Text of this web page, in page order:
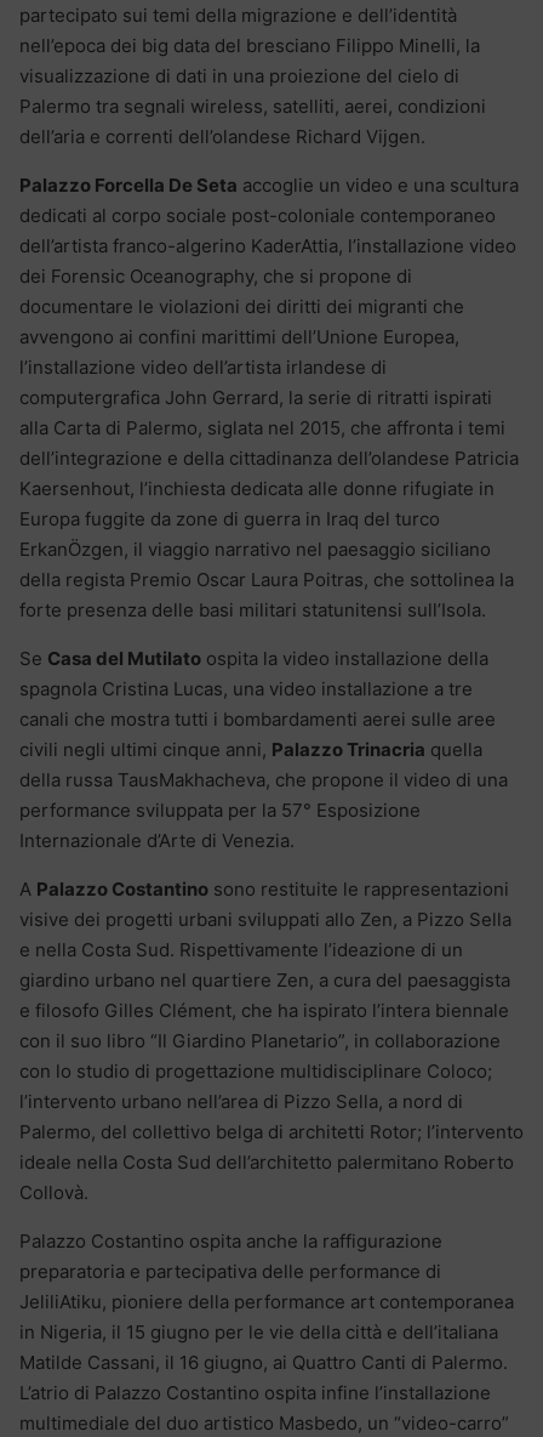
partecipato sui temi della migrazione e dell’identità
nell’epoca dei big data del bresciano Filippo Minelli, la
visualizzazione di dati in una proiezione del cielo di
Palermo tra segnali wireless, satelliti, aerei, condizioni
dell’aria e correnti dell’olandese Richard Vijgen.
Palazzo Forcella De Seta accoglie un video e una scultura
dedicati al corpo sociale post-coloniale contemporaneo
dell’artista franco-algerino KaderAttia, l’installazione video
dei Forensic Oceanography, che si propone di
documentare le violazioni dei diritti dei migranti che
avvengono ai confini marittimi dell’Unione Europea,
l’installazione video dell’artista irlandese di
computergrafica John Gerrard, la serie di ritratti ispirati
alla Carta di Palermo, siglata nel 2015, che affronta i temi
dell’integrazione e della cittadinanza dell’olandese Patricia
Kaersenhout, l’inchiesta dedicata alle donne rifugiate in
Europa fuggite da zone di guerra in Iraq del turco
ErkanÖzgen, il viaggio narrativo nel paesaggio siciliano
della regista Premio Oscar Laura Poitras, che sottolinea la
forte presenza delle basi militari statunitensi sull’Isola.
Se Casa del Mutilato ospita la video installazione della
spagnola Cristina Lucas, una video installazione a tre
canali che mostra tutti i bombardamenti aerei sulle aree
civili negli ultimi cinque anni, Palazzo Trinacria quella
della russa TausMakhacheva, che propone il video di una
performance sviluppata per la 57° Esposizione
Internazionale d’Arte di Venezia.
A Palazzo Costantino sono restituite le rappresentazioni
visive dei progetti urbani sviluppati allo Zen, a Pizzo Sella
e nella Costa Sud. Rispettivamente l’ideazione di un
giardino urbano nel quartiere Zen, a cura del paesaggista
e filosofo Gilles Clément, che ha ispirato l’intera biennale
con il suo libro “Il Giardino Planetario”, in collaborazione
con lo studio di progettazione multidisciplinare Coloco;
l’intervento urbano nell’area di Pizzo Sella, a nord di
Palermo, del collettivo belga di architetti Rotor; l’intervento
ideale nella Costa Sud dell’architetto palermitano Roberto
Collovà.
Palazzo Costantino ospita anche la raffigurazione
preparatoria e partecipativa delle performance di
JeliliAtiku, pioniere della performance art contemporanea
in Nigeria, il 15 giugno per le vie della città e dell’italiana
Matilde Cassani, il 16 giugno, ai Quattro Canti di Palermo.
L’atrio di Palazzo Costantino ospita infine l’installazione
multimediale del duo artistico Masbedo, un “video-carro”